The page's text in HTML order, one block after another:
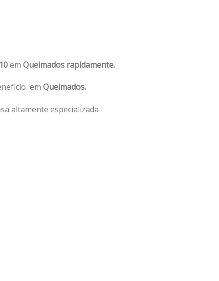
em Queimados rapidamente.
em Queimados.
altamente especializada